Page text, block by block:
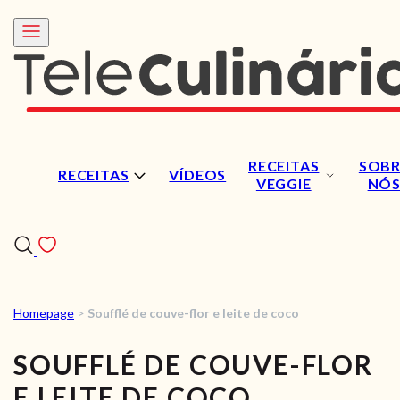
RECEITAS VÍDEOS
RECEITAS
VEGGIE
NÓS
RECEITAS
VÍDEOS
Homepage > Soufflé de couve-flor e leite de coco
SOUFFLÉ DE COUVE-FLOR